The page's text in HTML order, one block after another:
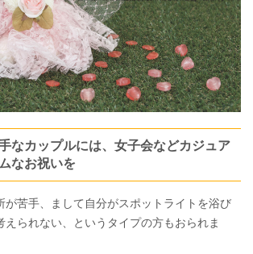
なカップルには、女子会などカジュア
なお祝いを
が苦手、まして自分がスポットライトを浴び
えられない、というタイプの方もおられま